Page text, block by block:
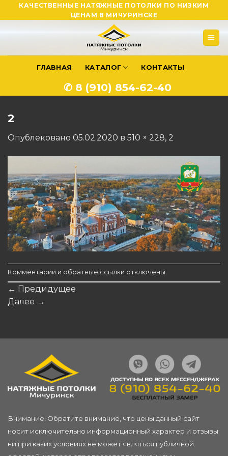
to
КАЧЕСТВЕННЫЕ НАТЯЖНЫЕ ПОТОЛКИ ПО НИЗКИМ
ЦЕНАМ В МИЧУРИНСКЕ
ГЛАВНАЯ КАТАЛОГ КОНТАКТЫ
✆ 8 (910) 854-62-40
2
Опублековано 05.02.2020 в 510 × 228, 2
Комментарии и обратные ссылки отключены.
← Предидущее
Далее →
Внимание! Обратите внимание, что цены данный сайт
носит исключительно информационный характер и отзывы
ни при каких условиях не может являться публичной